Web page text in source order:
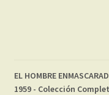
EL HOMBRE
1959 - Colección